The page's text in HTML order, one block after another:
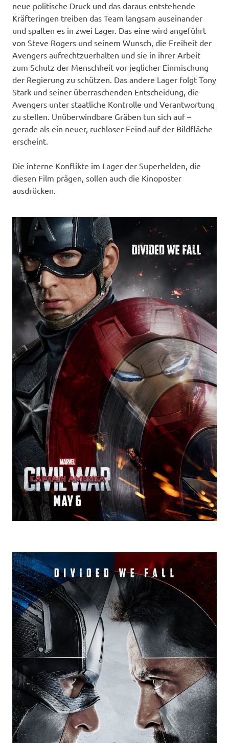
neue politische Druck und das daraus entstehende
Kräfteringen treiben das Team langsam auseinander
und spalten es in zwei Lager. Das eine wird angeführt
von Steve Rogers und seinem Wunsch, die Freiheit der
Avengers aufrechtzuerhalten und sie in ihrer Arbeit
zum Schutz der Menschheit vor jeglicher Einmischung
der Regierung zu schützen. Das andere Lager folgt Tony
Stark und seiner überraschenden Entscheidung, die
Avengers unter staatliche Kontrolle und Verantwortung
zu stellen. Unüberwindbare Gräben tun sich auf –
gerade als ein neuer, ruchloser Feind auf der Bildfläche
erscheint.
Die interne Konflikte im Lager der Superhelden, die
diesen Film prägen, sollen auch die Kinoposter
ausdrücken.